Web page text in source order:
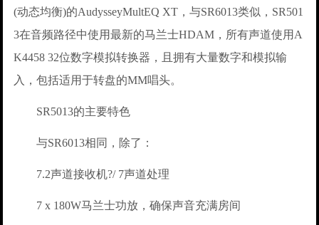
(动态均衡)的AudysseyMultEQ XT，与SR6013类似，SR501
3在音频路径中使用最新的马兰士HDAM，所有声道使用A
K4458 32位数字模拟转换器，且拥有大量数字和模拟输
入，包括适用于转盘的MM唱头。
SR5013的主要特色
与SR6013相同，除了：
7.2声道接收机?/ 7声道处理
7 x 180W马兰士功放，确保声音充满房间